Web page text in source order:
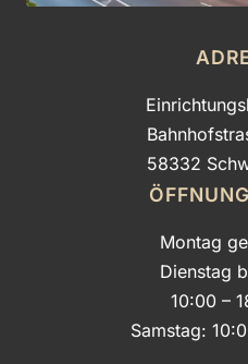
58332
Montag
Dienstag
10:00 –
Samstag: